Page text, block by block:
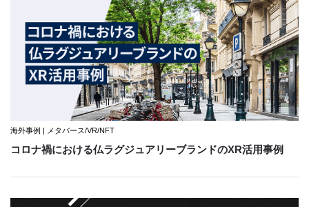
海外事例 | メタバース/VR/NFT
コロナ禍における仏ラグジュアリーブランドのXR活用事例